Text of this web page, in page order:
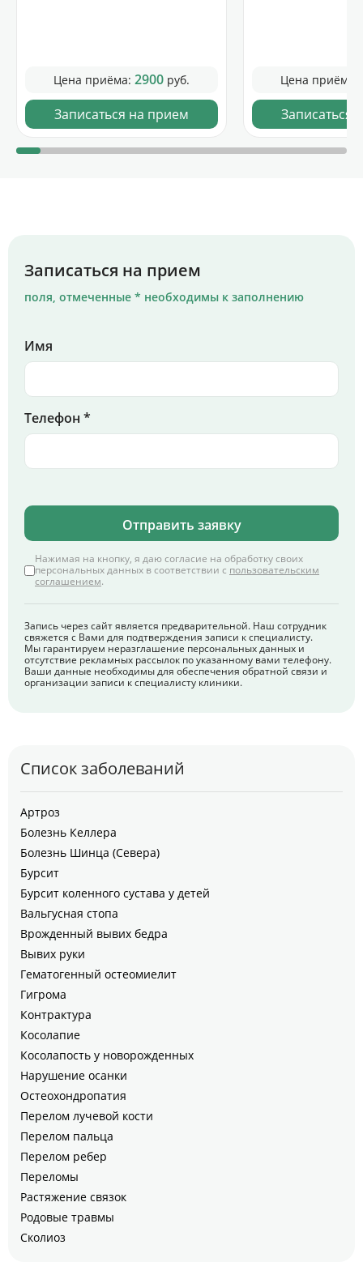
Цена приёма: 2900 руб.
Записаться на прием
Цена приёма:
Записаться
Записаться на прием
поля, отмеченные * необходимы к заполнению
Имя
Телефон *
Отправить заявку
Нажимая на кнопку, я даю согласие на обработку своих
персональных данных в соответствии с пользовательским
соглашением.
Запись через сайт является предварительной. Наш сотрудник
свяжется с Вами для подтверждения записи к специалисту.
Мы гарантируем неразглашение персональных данных и
отсутствие рекламных рассылок по указанному вами телефону.
Ваши данные необходимы для обеспечения обратной связи и
организации записи к специалисту клиники.
Список заболеваний
Артроз
Болезнь Келлера
Болезнь Шинца (Севера)
Бурсит
Бурсит коленного сустава у детей
Вальгусная стопа
Врожденный вывих бедра
Вывих руки
Гематогенный остеомиелит
Гигрома
Контрактура
Косолапие
Косолапость у новорожденных
Нарушение осанки
Остеохондропатия
Перелом лучевой кости
Перелом пальца
Перелом ребер
Переломы
Растяжение связок
Родовые травмы
Сколиоз